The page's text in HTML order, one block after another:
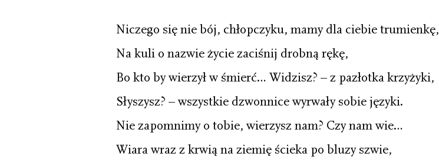
Niczego się nie bój, chłopczyku, mamy dla ciebie trumienkę,
Na kuli o nazwie życie zaciśnij drobną rękę,
Bo kto by wierzył w śmierć… Widzisz? – z pazłotka krzyżyki,
Słyszysz? – wszystkie dzwonnice wyrwały sobie języki.
Nie zapomnimy o tobie, wierzysz nam? Czy nam wie…
Wiara wraz z krwią na ziemię ścieka po bluzy szwie,